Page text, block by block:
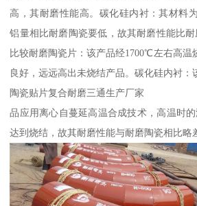
高，其耐磨性能高。碳化硅内衬：其材料
铝量相比耐磨陶瓷要低，故其耐磨性能比
比较耐磨陶瓷片：该产品经1700℃左右高温
良好，远远高出未烧结产品。碳化硅内衬：
陶瓷贴片复合耐磨三通生产厂家
品应用离心自蔓延高温合成技术，高温时
达到烧结，故其耐磨性能与耐磨陶瓷相比略